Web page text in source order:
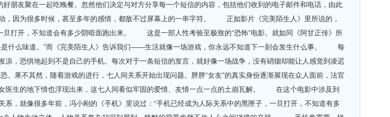
好朋友聚在一起吃晚餐。忽然他们决定与对方分享每一个短信的内容，包括他们收到的电子邮件和电话，由此
，因为很多时候，甚至多年的感情，都敌不过屏幕上的一串字符。 正如影片《完美陌生人》里所说的，
旦打开，不知道会有多少阴暗面跑出来。 这是一部人性考验至极致的“恐怖”电影。就如同《阿甘正传》所
是什么味道。”而《完美陌生人》告诉我们——生活就像一场游戏，你永远不知道下一刻会发生什么事。 每
凉，恐惧地起到不是自己的手机。每次对于一条短信的发言，就好像一场战争，没有硝烟却能让人感觉到凌迟
不其然，随着游戏的进行，七人间关系开始出现问题。胖胖“女友”的真实身份逐渐展现在众人面前，法官
医生的地下情也浮现出来，这七人间看似牢固的爱情、友情一点一点的土崩瓦解。 在这个电影中涉及到
系，就像很多年前，冯小刚的《手机》里说过：“手机已经成为人际关系中的黑匣子，一旦打开，不知道有多